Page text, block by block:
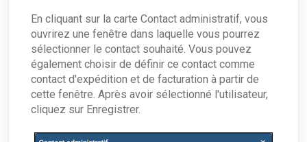
En cliquant sur la carte Contact administratif, vous
ouvrirez une fenêtre dans laquelle vous pourrez
sélectionner le contact souhaité. Vous pouvez
également choisir de définir ce contact comme
contact d'expédition et de facturation à partir de
cette fenêtre. Après avoir sélectionné l'utilisateur,
cliquez sur Enregistrer.